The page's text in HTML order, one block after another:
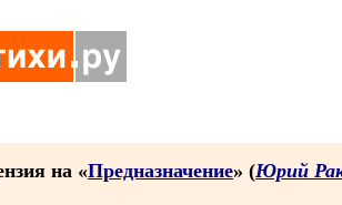
на «Предназначение» (Юрий